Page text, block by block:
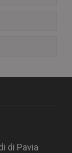
di Pavia